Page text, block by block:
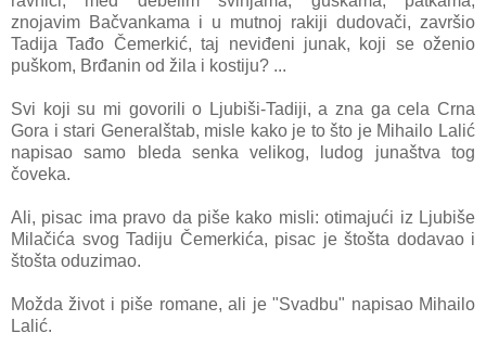
znojavim Bačvankama i u mutnoj rakiji dudovači, završio
Tadija Tađo Čemerkić, taj neviđeni junak, koji se oženio
puškom, Brđanin od žila i kostiju? ...
Svi koji su mi govorili o Ljubiši-Tadiji, a zna ga cela Crna
Gora i stari Generalštab, misle kako je to što je Mihailo Lalić
napisao samo bleda senka velikog, ludog junaštva tog
čoveka.
Ali, pisac ima pravo da piše kako misli: otimajući iz Ljubiše
Milačića svog Tadiju Čemerkića, pisac je štošta dodavao i
štošta oduzimao.
Možda život i piše romane, ali je "Svadbu" napisao Mihailo
Lalić.